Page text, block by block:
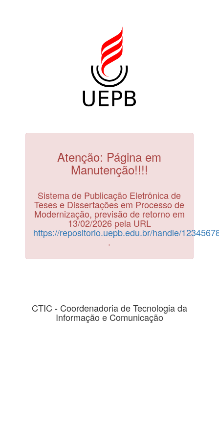
Atenção: Página em
Manutenção!!!!
Sistema de Publicação Eletrônica de
Teses e Dissertações em Processo de
Modernização, previsão de retorno em
13/02/2026 pela URL
https://repositorio.uepb.edu.br/handle/
.
CTIC - Coordenadoria de Tecnologia da
Informação e Comunicação